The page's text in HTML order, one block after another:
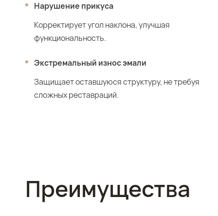
Нарушение прикуса
Корректирует угол наклона, улучшая
функциональность.
Экстремальный износ эмали
Защищает оставшуюся структуру, не требуя
сложных реставраций.
Преимущества